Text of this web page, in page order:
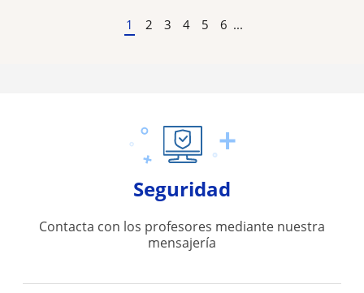
1 2 3 4 5 6 ...
Seguridad
Contacta con los profesores mediante nuestra
mensajería